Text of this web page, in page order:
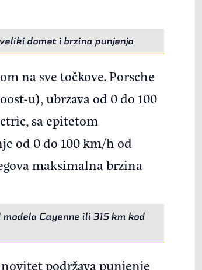
domet i brzina punjenja
na sve točkove. Porsche
u), ubrzava od 0 do 100
sa epitetom
od 0 do 100 km/h od
maksimalna brzina
Cayenne ili 315 km kod
podržava punjenje